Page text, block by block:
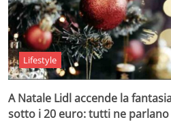
Lifestyle
A Natale Lidl accende la
sotto i 20 euro: tutti ne parlano